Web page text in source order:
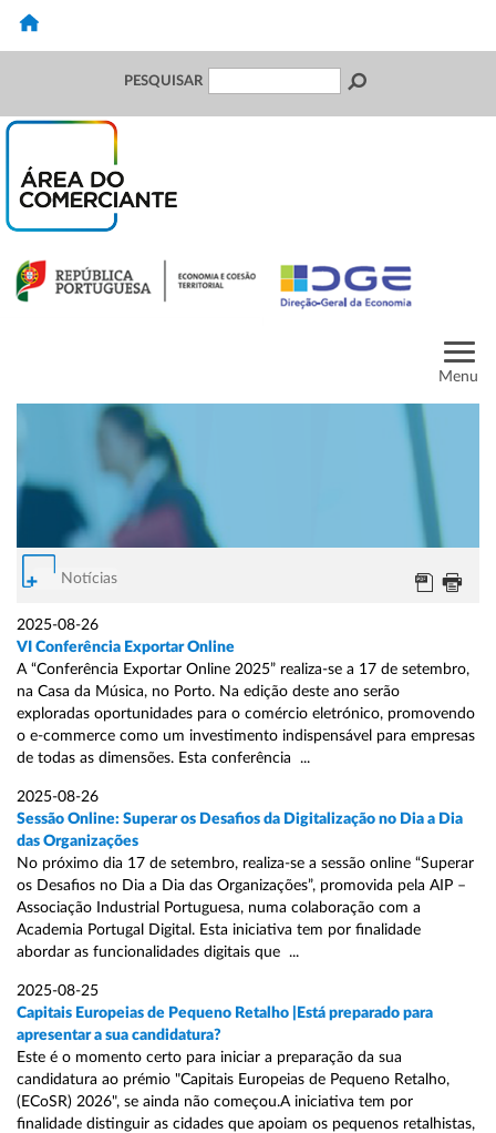
PESQUISAR
Menu
Notícias
2025-08-26
VI Conferência Exportar Online
A “Conferência Exportar Online 2025” realiza-se a 17 de setembro,
na Casa da Música, no Porto. Na edição deste ano serão
exploradas oportunidades para o comércio eletrónico, promovendo
o e-commerce como um investimento indispensável para empresas
de todas as dimensões. Esta conferência ...
2025-08-26
Sessão Online: Superar os Desafios da Digitalização no Dia a Dia
das Organizações
No próximo dia 17 de setembro, realiza-se a sessão online “Superar
os Desafios no Dia a Dia das Organizações”, promovida pela AIP –
Associação Industrial Portuguesa, numa colaboração com a
Academia Portugal Digital. Esta iniciativa tem por finalidade
abordar as funcionalidades digitais que ...
2025-08-25
Capitais Europeias de Pequeno Retalho |Está preparado para
apresentar a sua candidatura?
Este é o momento certo para iniciar a preparação da sua
candidatura ao prémio "Capitais Europeias de Pequeno Retalho,
(ECoSR) 2026", se ainda não começou.A iniciativa tem por
finalidade distinguir as cidades que apoiam os pequenos retalhistas,